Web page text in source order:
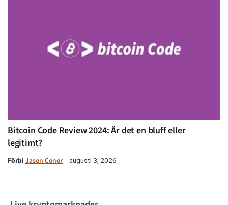
Bitcoin Code Review 2024: Är det en bluff eller
legitimt?
Förbi Jason Conor augusti 3, 2026